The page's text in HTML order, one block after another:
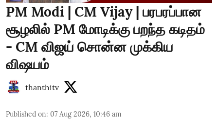
PM Modi | CM Vijay | பரபரப்பான
சூழலில் PM மோடிக்கு பறந்த கடிதம்
- CM விஜய் சொன்ன முக்கிய
விஷயம்
thanthitv
Published on: 07 Aug 2026, 10:46 am